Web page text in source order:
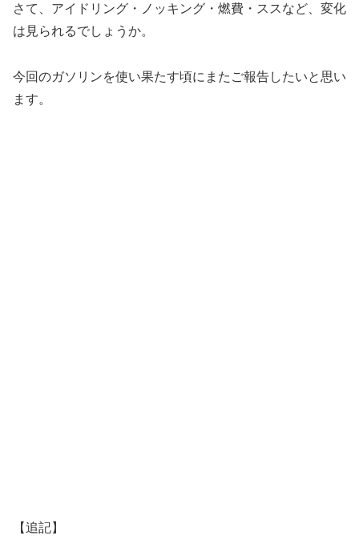
さて、アイドリング・ノッキング・燃費・ススなど、変化
は見られるでしょうか。
今回のガソリンを使い果たす頃にまたご報告したいと思い
ます。
【追記】